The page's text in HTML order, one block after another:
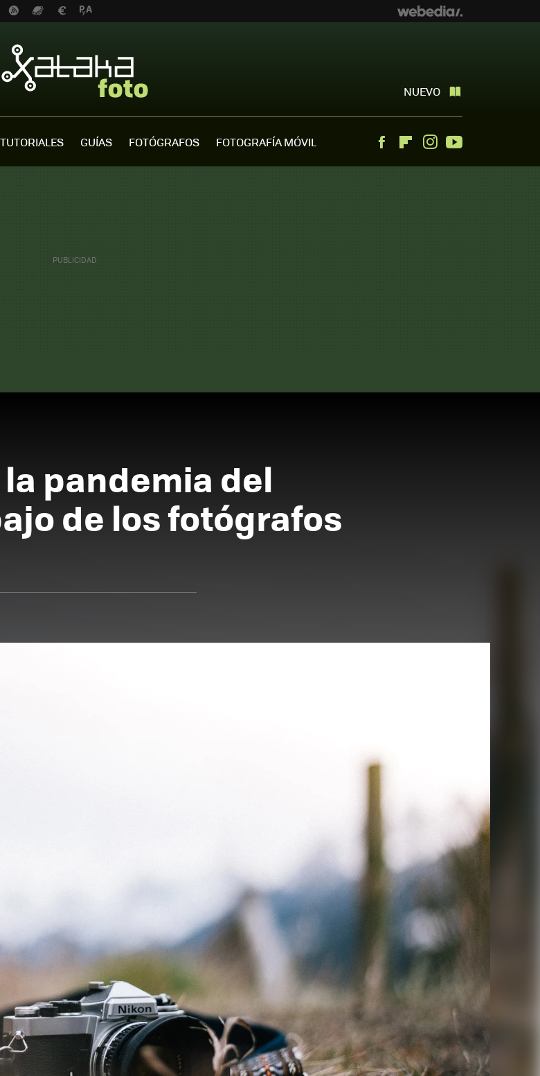
NUEVO
TUTORIALES GUÍAS FOTÓGRAFOS FOTOGRAFÍA MÓVIL FacebookFlipboardInstagram
pandemia del
de los fotógrafos